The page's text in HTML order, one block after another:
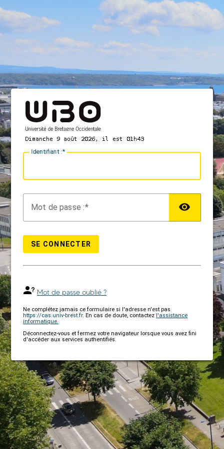
Identifiant :
Mot de passe :
SE CONNECTER
Mot de passe oublié ?
Ne complétez jamais ce formulaire si l'adresse n'est pas
https://cas.univ-brest.fr. En cas de doute, contactez l'assistance
informatique.
Déconnectez-vous et fermez votre navigateur lorsque vous avez fini
d'accéder aux services authentifiés.